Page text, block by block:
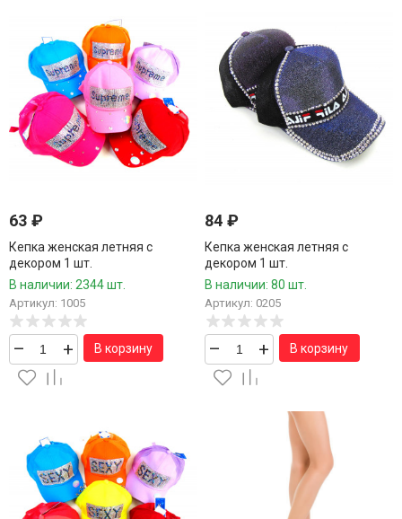
63 ₽
Кепка женская летняя с
декором 1 шт.
В наличии: 2344 шт.
Артикул: 1005
– + В корзину
84₽
Кепка женская летняя с
декором 1 шт.
В наличии: 80 шт.
Артикул: 0205
– + В корзину